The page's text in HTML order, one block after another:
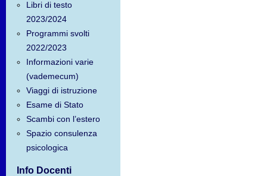
Libri di testo
2023/2024
Programmi svolti
2022/2023
Informazioni varie
(vademecum)
Viaggi di istruzione
Esame di Stato
Scambi con l’estero
Spazio consulenza
psicologica
Info Docenti